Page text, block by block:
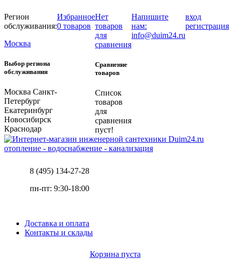
Регион
обслуживания:
Москва
Выбор региона
обслуживания
Москва Санкт-
Петербург
Екатеринбург
Новосибирск
Краснодар
Избранное
0 товаров
Нет
товаров
для
сравнения
Сравнение
товаров
Список
товаров
для
сравнения
пуст!
Напишите
нам:
info@duim24.ru
вход
регистрация
отопление - водоснабжение - канализация
8 (495) 134-27-28
пн-пт: 9:30-18:00
Доставка и оплата
Контакты и склады
Корзина пуста